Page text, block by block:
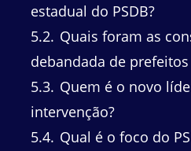
estadual do PSDB?
5.2 Quais foram as
debandada de prefeitos
5.3 Quem é o novo
intervenção?
5.4 Qual é o foco do